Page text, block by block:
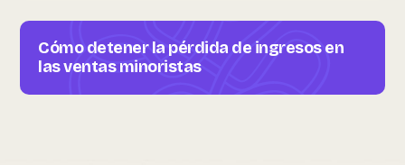
Cómo detener la pérdida de ingresos en
las ventas minoristas